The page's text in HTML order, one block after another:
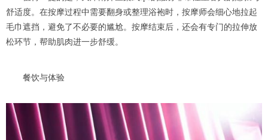
舒适度。在按摩过程中需要翻身或整理浴袍时，按摩师会细心地拉起
毛巾遮挡，避免了不必要的尴尬。按摩结束后，还会有专门的拉伸放
松环节，帮助肌肉进一步舒缓。
餐饮与体验